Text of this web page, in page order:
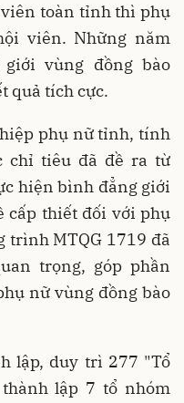
toàn tỉnh thì phụ
viên. Những năm
vùng đồng bào
quả tích cực.
phụ nữ tỉnh, tính
chỉ tiêu đã đề ra từ
hiện bình đẳng giới
cấp thiết đối với phụ
trình MTQG 1719 đã
trọng, góp phần
nữ vùng đồng bào
lập, duy trì 277 "Tổ
lập 7 tổ nhóm